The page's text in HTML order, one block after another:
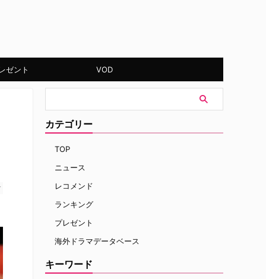
ゼント VOD
カテゴリー
TOP
ニュース
レコメンド
ランキング
プレゼント
海外ドラマデータベース
キーワード